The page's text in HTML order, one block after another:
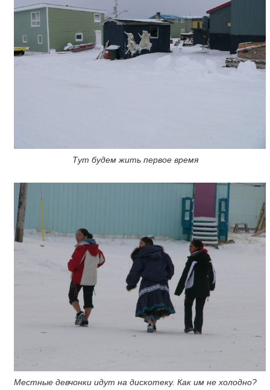
Тут будем жить первое время
Местные девчонки идут на дискотеку. Как им не холодно?